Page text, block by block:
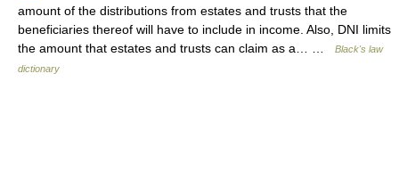
amount of the distributions from estates and trusts that the
beneficiaries thereof will have to include in income. Also, DNI limits
the amount that estates and trusts can claim as a… …
Black's law
dictionary